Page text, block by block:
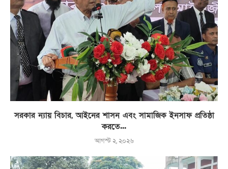
সরকার ন্যায় বিচার, আইনের শাসন এবং সামাজিক ইনসাফ প্রতিষ্ঠা
করতে...
আগস্ট ২, ২০২৬